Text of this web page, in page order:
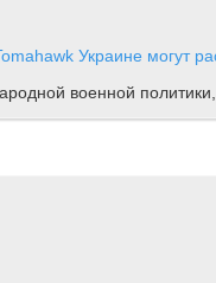
Украине могут
военной